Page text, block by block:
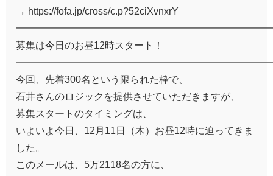
→ https://fofa.jp/cross/c.p?52ciXvnxrY
募集は今日のお昼12時スタート！
今回、先着300名という限られた枠で、
石井さんのロジックを提供させていただきますが、
募集スタートのタイミングは、
いよいよ今日、12月11日（木）お昼12時に迫ってきま
した。
このメールは、5万2118名の方に、